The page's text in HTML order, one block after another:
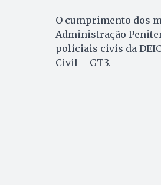
O cumprimento dos
Administração
policiais civis da
Civil – GT3.